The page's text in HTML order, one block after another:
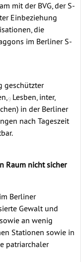
mit der BVG, der S-
Einbeziehung
die
im Berliner S-
geschützter
Lesben, inter,
in der Berliner
nach Tageszeit
Raum nicht sicher
Berliner
Gewalt und
an wenig
Stationen sowie in
patriarchaler